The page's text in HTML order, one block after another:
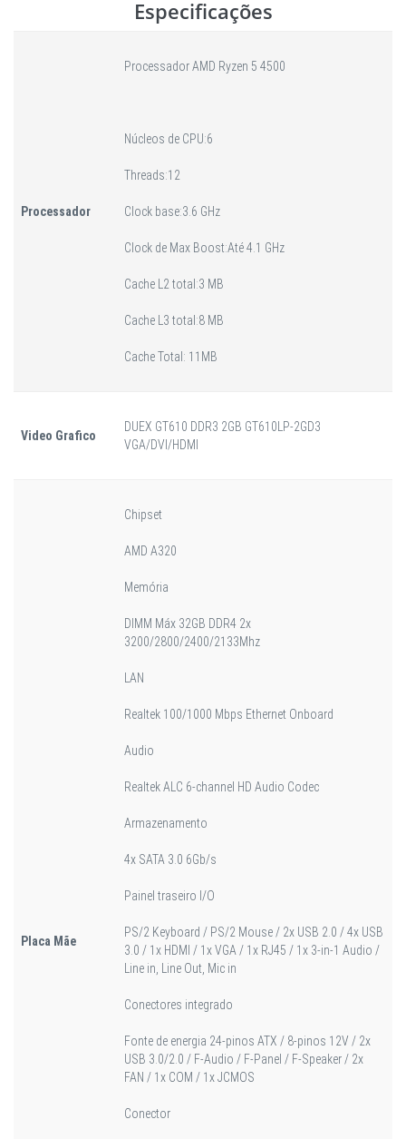
Especificações
Processador
Processador AMD Ryzen 5 4500
Núcleos de CPU:6
Threads:12
Clock base:3.6 GHz
Clock de Max Boost:Até 4.1 GHz
Cache L2 total:3 MB
Cache L3 total:8 MB
Cache Total: 11MB
Video Grafico
DUEX GT610 DDR3 2GB GT610LP-2GD3
VGA/DVI/HDMI
Placa Mãe
Chipset
AMD A320
Memória
DIMM Máx 32GB DDR4 2x
3200/2800/2400/2133Mhz
LAN
Realtek 100/1000 Mbps Ethernet Onboard
Audio
Realtek ALC 6-channel HD Audio Codec
Armazenamento
4x SATA 3.0 6Gb/s
Painel traseiro I/O
PS/2 Keyboard / PS/2 Mouse / 2x USB 2.0 / 4x USB
3.0 / 1x HDMI / 1x VGA / 1x RJ45 / 1x 3-in-1 Audio /
Line in, Line Out, Mic in
Conectores integrado
Fonte de energia 24-pinos ATX / 8-pinos 12V / 2x
USB 3.0/2.0 / F-Audio / F-Panel / F-Speaker / 2x
FAN / 1x COM / 1x JCMOS
Conector